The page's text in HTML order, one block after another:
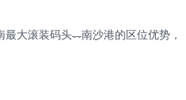
大滚装码头——南沙港的区位优势，